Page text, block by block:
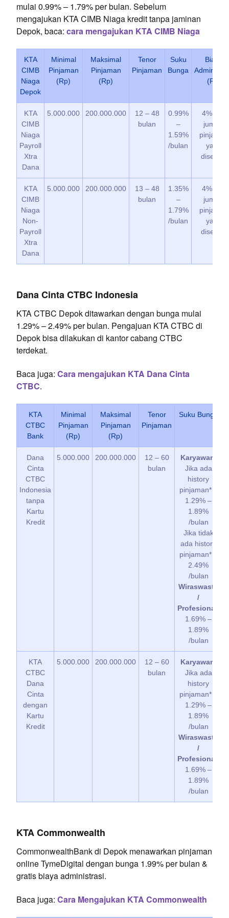
mulai 0.99% – 1.79% per bulan. Sebelum
mengajukan KTA CIMB Niaga kredit tanpa jaminan
Depok, baca: cara mengajukan KTA CIMB Niaga
KTA
CIMB
Niaga
Depok
Minimal
Pinjaman
(Rp)
Maksimal
Pinjaman
(Rp)
Tenor
Pinjaman
Suku
Bunga
Biaya
(Rp)
KTA
CIMB
Niaga
Payroll
Xtra
Dana
5.000.000 200.000.000
12 – 48
bulan
0.99%
–
1.59%
/bulan
4% dari
jumlah
pinjaman
yang
disetujui
KTA
CIMB
Niaga
Non-
Payroll
Xtra
Dana
5.000.000 200.000.000
13 – 48
bulan
1.35%
–
1.79%
/bulan
4% dari
jumlah
pinjaman
yang
disetujui
Dana Cinta CTBC Indonesia
KTA CTBC Depok ditawarkan dengan bunga mulai
1.29% – 2.49% per bulan. Pengajuan KTA CTBC di
Depok bisa dilakukan di kantor cabang CTBC
terdekat.
Baca juga: Cara mengajukan KTA Dana Cinta
CTBC.
KTA
CTBC
Bank
Minimal
Pinjaman
(Rp)
Maksimal
Pinjaman
(Rp)
Tenor
Pinjaman
Suku Bunga
Dana
Cinta
CTBC
Indonesia
tanpa
Kartu
Kredit
5.000.000 200.000.000
12 – 60
bulan
Karyawan
Jika ada
history
pinjaman* =
1.29% –
1.89%
/bulan
Jika tidak
ada history
pinjaman* =
2.49%
/bulan
Wiraswasta
/
Profesional
1.69% –
1.89%
/bulan
KTA
CTBC
Dana
Cinta
dengan
Kartu
Kredit
5.000.000 200.000.000
12 – 60
bulan
Karyawan
Jika ada
history
pinjaman* =
1.29% –
1.89%
/bulan
Wiraswasta
/
Profesional
1.69% –
1.89%
/bulan
KTA Commonwealth
CommonwealthBank di Depok menawarkan pinjaman
online TymeDigital dengan bunga 1.99% per bulan &
gratis biaya administrasi.
Baca juga: Cara Mengajukan KTA Commonwealth